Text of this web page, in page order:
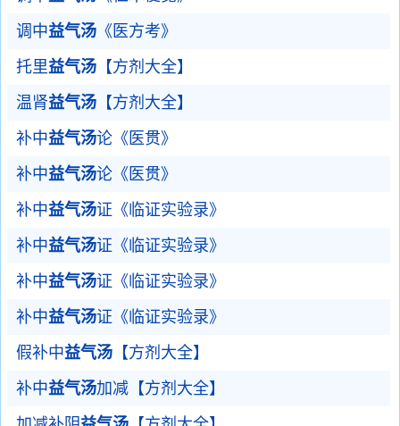
调中益气汤 《医方考》
托里益气汤 【方剂大全】
温肾益气汤 【方剂大全】
补中益气汤论《医贯》
补中益气汤论《医贯》
补中益气汤证《临证实验录》
补中益气汤证《临证实验录》
补中益气汤证《临证实验录》
补中益气汤证《临证实验录》
假补中益气汤 【方剂大全】
补中益气汤加减【方剂大全】